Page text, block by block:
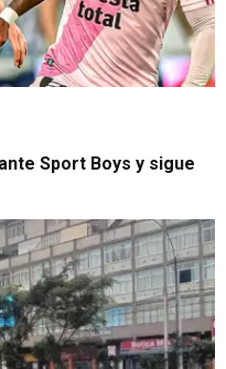
Sport Boys y sigue